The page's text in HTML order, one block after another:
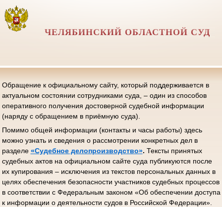
ЧЕЛЯБИНСКИЙ ОБЛАСТНОЙ СУД
Обращение к официальному сайту, который поддерживается в
актуальном состоянии сотрудниками суда, – один из способов
оперативного получения достоверной судебной информации
(наряду с обращением в приёмную суда).
Помимо общей информации (контакты и часы работы) здесь
можно узнать и сведения о рассмотрении конкретных дел в
разделе «Судебное делопроизводство». Тексты принятых
судебных актов на официальном сайте суда публикуются после
их купирования – исключения из текстов персональных данных в
целях обеспечения безопасности участников судебных процессов
в соответствии с Федеральным законом «Об обеспечении доступа
к информации о деятельности судов в Российской Федерации».